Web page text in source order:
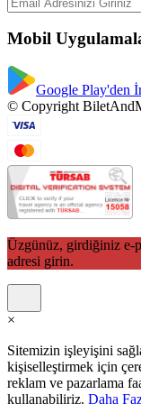
Mobil
Google Play'den
© Copyright
Üzgünüz, girdiğiniz e-
adresi girin.
×
Sitemizin işleyişini
kişiselleştirmek için
reklam ve pazarlama
kullanabiliriz. Daha